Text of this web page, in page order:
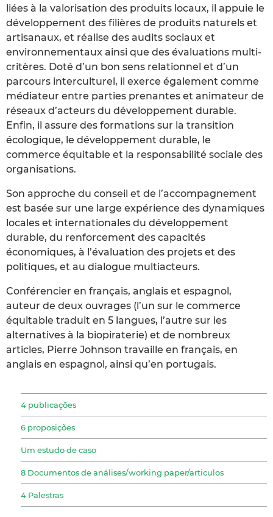
liées à la valorisation des produits locaux, il appuie le
développement des filières de produits naturels et
artisanaux, et réalise des audits sociaux et
environnementaux ainsi que des évaluations multi-
critères. Doté d’un bon sens relationnel et d’un
parcours interculturel, il exerce également comme
médiateur entre parties prenantes et animateur de
réseaux d’acteurs du développement durable.
Enfin, il assure des formations sur la transition
écologique, le développement durable, le
commerce équitable et la responsabilité sociale des
organisations.
Son approche du conseil et de l’accompagnement
est basée sur une large expérience des dynamiques
locales et internationales du développement
durable, du renforcement des capacités
économiques, à l’évaluation des projets et des
politiques, et au dialogue multiacteurs.
Conférencier en français, anglais et espagnol,
auteur de deux ouvrages (l’un sur le commerce
équitable traduit en 5 langues, l’autre sur les
alternatives à la biopiraterie) et de nombreux
articles, Pierre Johnson travaille en français, en
anglais en espagnol, ainsi qu’en portugais.
4 publicações
6 proposições
Um estudo de caso
8 Documentos de análises/working paper/articulos
4 Palestras